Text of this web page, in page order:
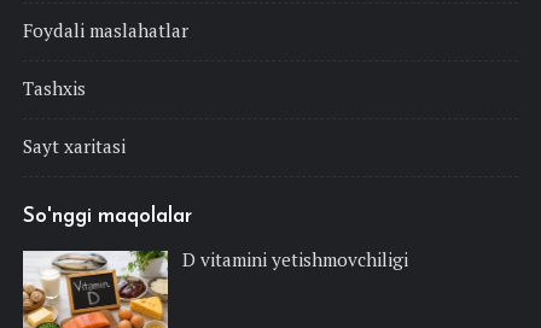
Foydali maslahatlar
Tashxis
Sayt xaritasi
So'nggi maqolalar
D vitamini yetishmovchiligi